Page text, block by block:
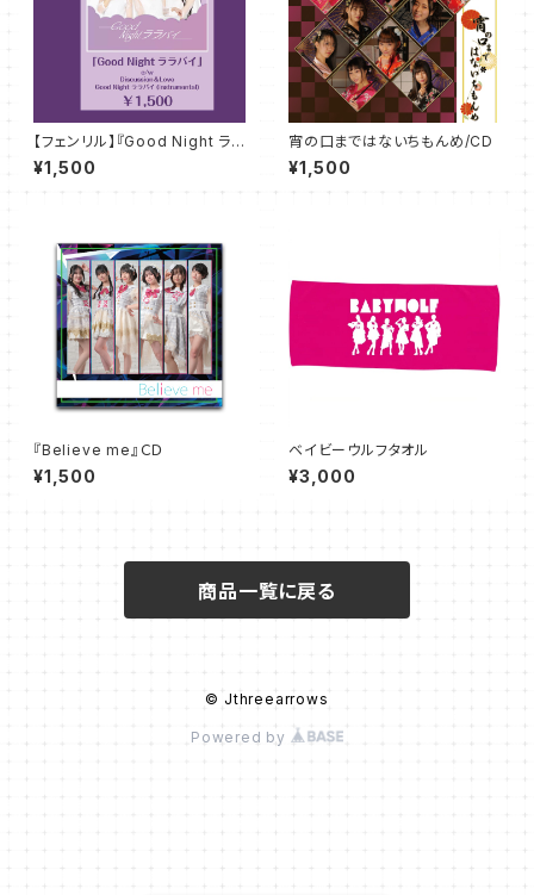
【フェンリル】『Good Night ララ
バイ』ＣＤ
¥1,500
宵の口まではないちもんめ/CD
¥1,500
『Believe me』ＣＤ
¥1,500
ベイビーウルフタオル
¥3,000
商品一覧に戻る
© Jthreearrows
Powered by